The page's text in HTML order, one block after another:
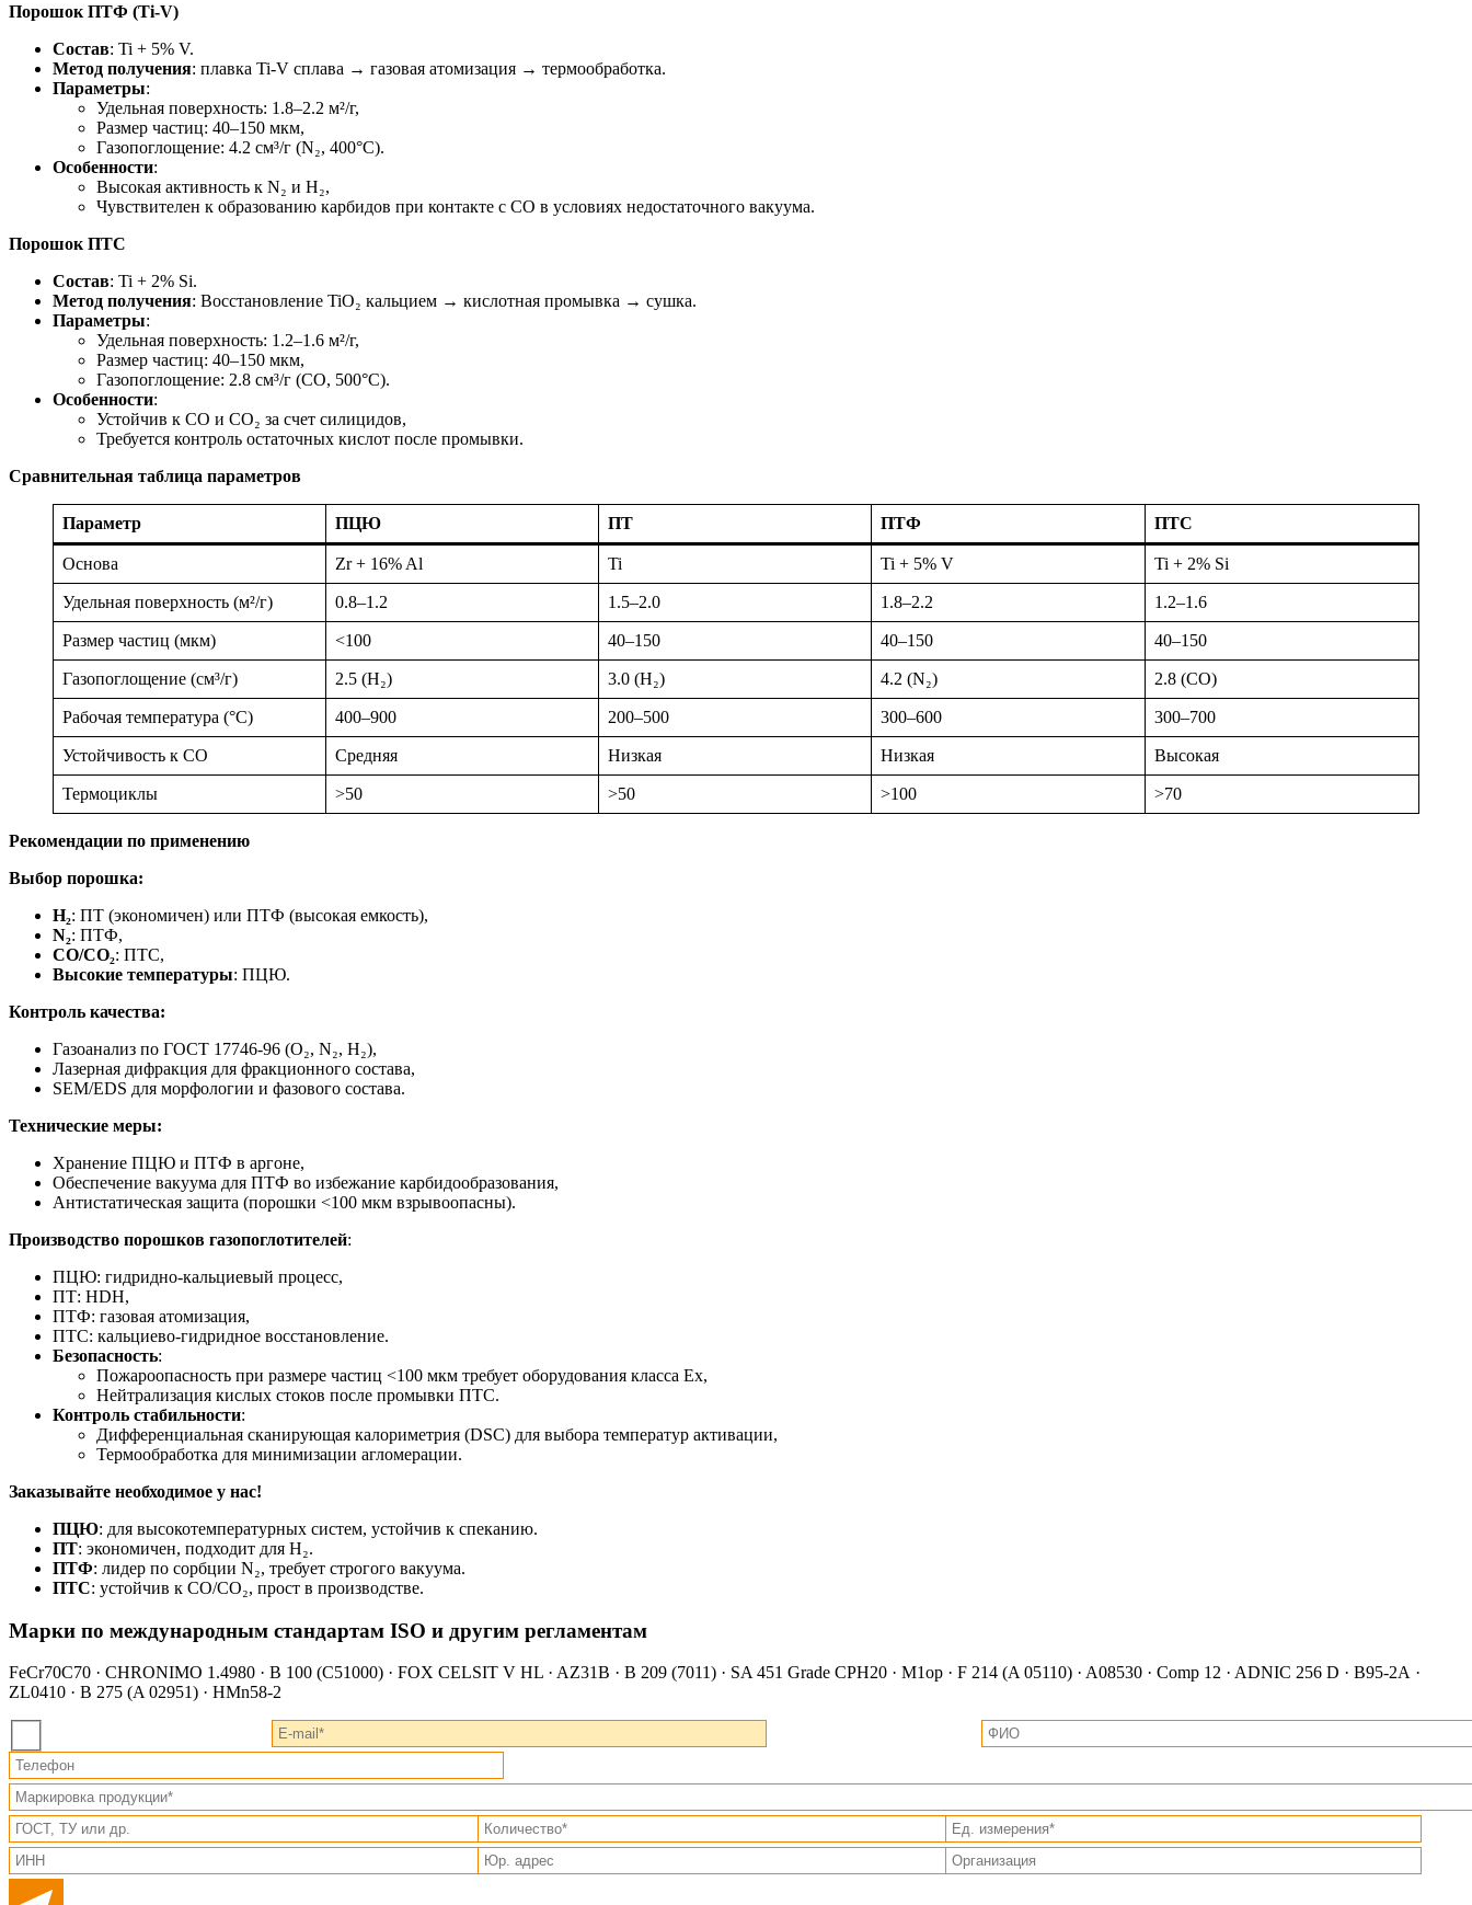
Порошок ПТФ (Ti-V)
Состав: Ti + 5% V.
Метод получения: плавка Ti-V сплава → газовая атомизация → термообработка.
Параметры:
Удельная поверхность: 1.8–2.2 м²/г,
Размер частиц: 40–150 мкм,
Газопоглощение: 4.2 см³/г (N₂, 400°C).
Особенности:
Высокая активность к N₂ и H₂,
Чувствителен к образованию карбидов при контакте с CO в условиях недостаточного вакуума.
Порошок ПТС
Состав: Ti + 2% Si.
Метод получения: Восстановление TiO₂ кальцием → кислотная промывка → сушка.
Параметры:
Удельная поверхность: 1.2–1.6 м²/г,
Размер частиц: 40–150 мкм,
Газопоглощение: 2.8 см³/г (CO, 500°C).
Особенности:
Устойчив к CO и CO₂ за счет силицидов,
Требуется контроль остаточных кислот после промывки.
Сравнительная таблица параметров
Параметр ПЦЮ ПТ ПТФ ПТС
Основа Zr + 16% Al Ti Ti + 5% V Ti + 2% Si
Удельная поверхность (м²/г) 0.8–1.2 1.5–2.0 1.8–2.2 1.2–1.6
Размер частиц (мкм) <100 40–150 40–150 40–150
Газопоглощение (см³/г) 2.5 (H₂) 3.0 (H₂) 4.2 (N₂) 2.8 (CO)
Рабочая температура (°C) 400–900 200–500 300–600 300–700
Устойчивость к CO Средняя Низкая Низкая Высокая
Термоциклы >50 >50 >100 >70
Рекомендации по применению
Выбор порошка:
H₂: ПТ (экономичен) или ПТФ (высокая емкость),
N₂: ПТФ,
CO/CO₂: ПТС,
Высокие температуры: ПЦЮ.
Контроль качества:
Газоанализ по ГОСТ 17746-96 (O₂, N₂, H₂),
Лазерная дифракция для фракционного состава,
SEM/EDS для морфологии и фазового состава.
Технические меры:
Хранение ПЦЮ и ПТФ в аргоне,
Обеспечение вакуума для ПТФ во избежание карбидообразования,
Антистатическая защита (порошки <100 мкм взрывоопасны).
Производство порошков газопоглотителей:
ПЦЮ: гидридно-кальциевый процесс,
ПТ: HDH,
ПТФ: газовая атомизация,
ПТС: кальциево-гидридное восстановление.
Безопасность:
Пожароопасность при размере частиц <100 мкм требует оборудования класса Ex,
Нейтрализация кислых стоков после промывки ПТС.
Контроль стабильности:
Дифференциальная сканирующая калориметрия (DSC) для выбора температур активации,
Термообработка для минимизации агломерации.
Заказывайте необходимое у нас!
ПЦЮ: для высокотемпературных систем, устойчив к спеканию.
ПТ: экономичен, подходит для H₂.
ПТФ: лидер по сорбции N₂, требует строгого вакуума.
ПТС: устойчив к CO/CO₂, прост в производстве.
Марки по международным стандартам ISO и другим регламентам
FeCr70C70 · CHRONIMO 1.4980 · B 100 (C51000) · FOX CELSIT V HL · AZ31B · B 209 (7011) · SA 451 Grade CPH20 · М1ор · F 214 (A 05110) · A08530 · Comp 12 · ADNIC 256 D · В95-2А ·
ZL0410 · B 275 (A 02951) · HMn58-2